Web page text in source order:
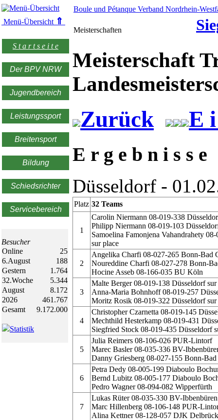
Menü-Übersicht ⇑
S t a r t s e i t e
Der BPV NRW
Jugendbereich
Leistungssport
Breitensport
Bildung
Schiedsrichter
Servicebereich
Besucher
Online
25
6.August
188
Gestern
1.764
32.Woche
5.344
August
8.172
2026
461.767
Gesamt
9.172.000
Statistik
Boule und Pétanque Verband Nordrhein-
Meisterschaften
Meisterschaft
Zurück E
E r g e b n i s s
Düsseldorf -
Platz 32 Teams
1
Carolin Niermann 08-019-338
Philipp Niermann 08-019-103
Samoelina Famonjena Vahandrahety
sur place
2
Angelika Charfi 08-027-265 Bonn-Bad
Noureddine Charfi 08-027-278 Bonn-
Hocine Asseb 08-166-035 BU Köln
3
Malte Berger 08-019-138 Düsseldorf sur
Anna-Maria Bohnhoff 08-019-257
Moritz Rosik 08-019-322 Düsseldorf sur
4
Christopher Czarnetta 08-019-145
Mechthild Hesterkamp 08-019-431
Siegfried Stock 08-019-435 Düsseldorf
5
Julia Reimers 08-106-026 PUR-Lintorf
Marec Basler 08-035-336 BV-
Danny Griesberg 08-027-155 Bonn-Bad
6
Petra Dedy 08-005-199 Diaboulo
Bernd Lubitz 08-005-177 Diaboulo
Pedro Wagner 08-094-082 Wipperfürth
7
Lukas Rüter 08-035-330 BV-Ibbenbüren
Marc Hillenberg 08-106-148 PUR-
Alina Kettner 08-128-057 DJK Delbrück